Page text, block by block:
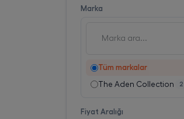
Marka
Tüm markalar
The Aden Collection 2
Fiyat Aralığı